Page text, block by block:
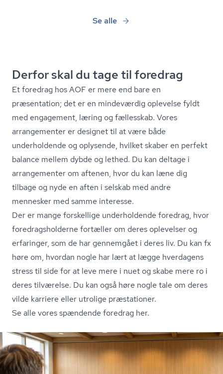
Se alle
Derfor skal du tage til foredrag
Et foredrag hos AOF er mere end bare en
præsentation; det er en mindeværdig oplevelse fyldt
med engagement, læring og fællesskab. Vores
arrangementer er designet til at være både
underholdende og oplysende, hvilket skaber en perfekt
balance mellem dybde og lethed. Du kan deltage i
arrangementer om aftenen, hvor du kan læne dig
tilbage og nyde en aften i selskab med andre
mennesker med samme interesse.
Der er mange forskellige underholdende foredrag, hvor
fored­rags­hol­der­ne fortæller om deres oplevelser og
erfaringer, som de har gennemgået i deres liv. Du kan fx
høre om, hvordan nogle har lært at lægge hverdagens
stress til side for at leve mere i nuet og skabe mere ro i
deres tilværelse. Du kan også høre nogle tale om deres
vilde karriere eller utrolige præstationer.
Se alle vores spændende foredrag her.